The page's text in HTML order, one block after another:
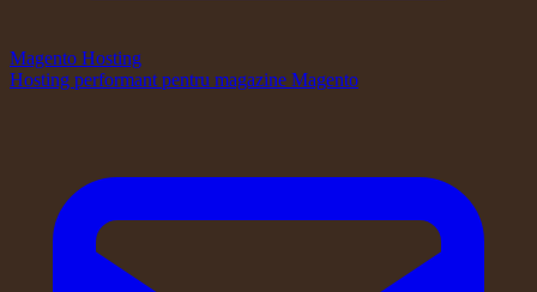
Magento Hosting
Hosting performant pentru magazine Magento